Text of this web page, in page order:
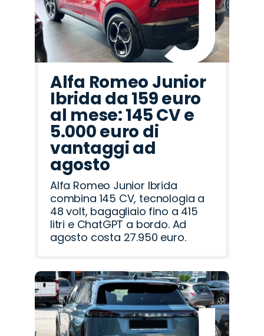
Alfa Romeo Junior
Ibrida da 159 euro
al mese: 145 CV e
5.000 euro di
vantaggi ad
agosto
Alfa Romeo Junior Ibrida
combina 145 CV, tecnologia a
48 volt, bagagliaio fino a 415
litri e ChatGPT a bordo. Ad
agosto costa 27.950 euro.